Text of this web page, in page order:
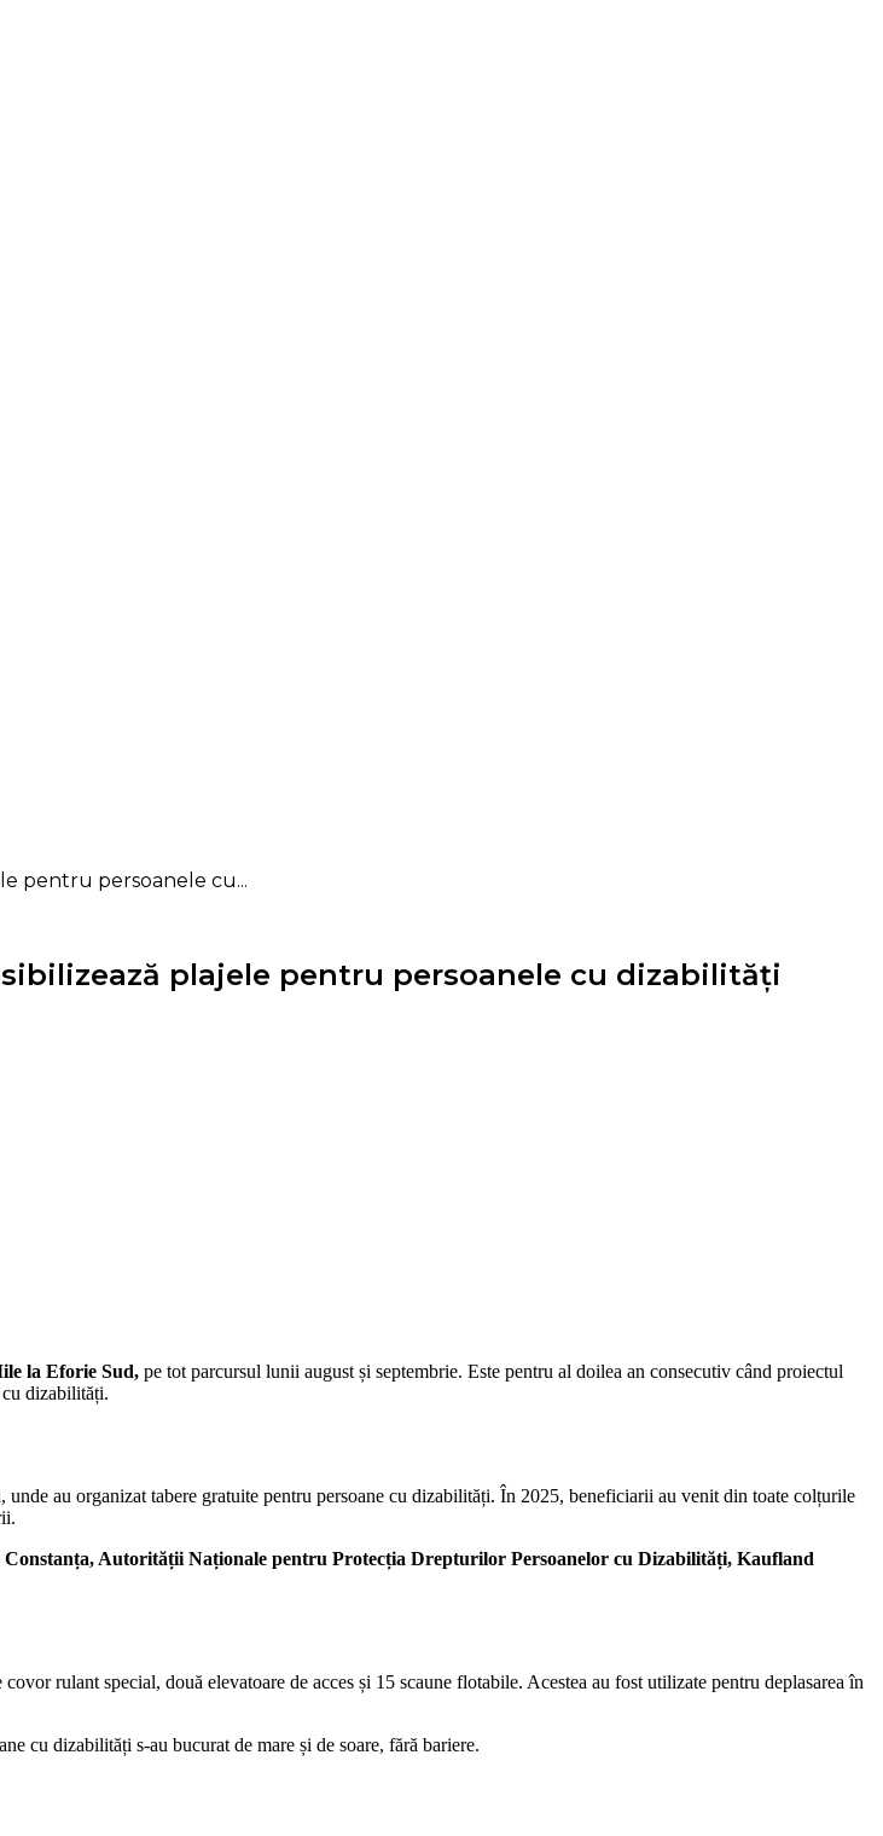
pentru persoanele cu...
plajele pentru persoanele cu dizabilități
la Eforie Sud, pe tot parcursul lunii august și septembrie. Este pentru al doilea an consecutiv când proiectul
dizabilități.
au organizat tabere gratuite pentru persoane cu dizabilități. În 2025, beneficiarii au venit din toate colțurile
Autorității Naționale pentru Protecția Drepturilor Persoanelor cu Dizabilități, Kaufland
rulant special, două elevatoare de acces și 15 scaune flotabile. Acestea au fost utilizate pentru deplasarea în
cu dizabilități s-au bucurat de mare și de soare, fără bariere.